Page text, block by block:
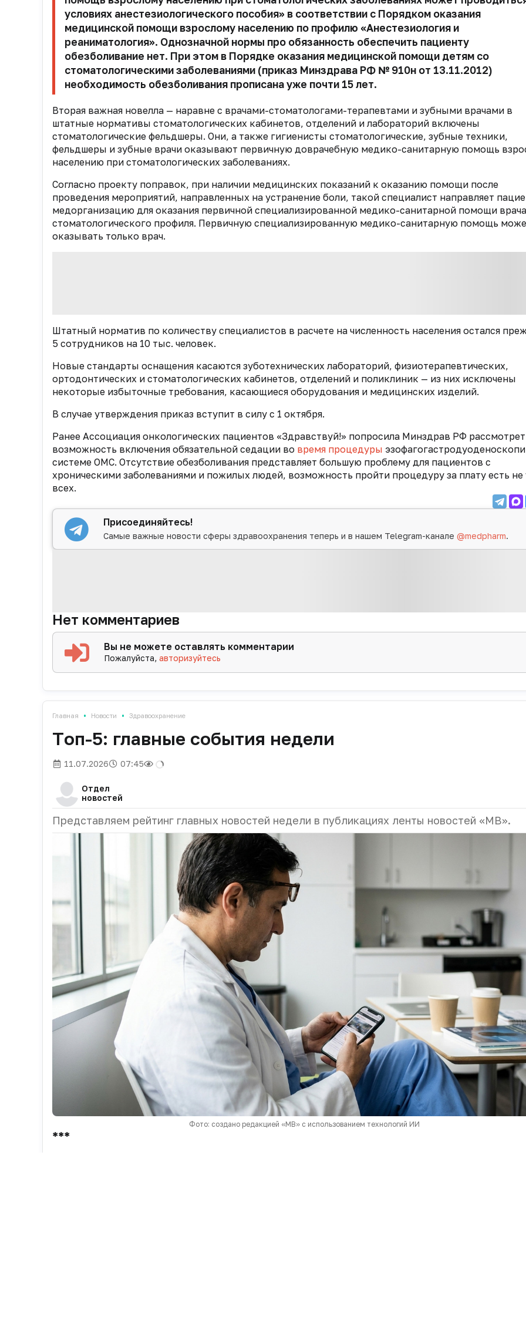
условиях анестезиологического пособия» в соответствии с Порядком оказания
медицинской помощи взрослому населению по профилю «Анестезиология и
реаниматология». Однозначной нормы про обязанность обеспечить пациенту
обезболивание нет. При этом в Порядке оказания медицинской помощи детям со
стоматологическими заболеваниями (приказ Минздрава РФ № 910н от 13.11.2012)
необходимость обезболивания прописана уже почти 15 лет.
Вторая важная новелла — наравне с врачами-стоматологами-терапевтами и зубными врачами в
штатные нормативы стоматологических кабинетов, отделений и лабораторий включены
стоматологические фельдшеры. Они, а также гигиенисты стоматологические, зубные техники,
фельдшеры и зубные врачи оказывают первичную доврачебную медико-санитарную помощь
населению при стоматологических заболеваниях.
Согласно проекту поправок, при наличии медицинских показаний к оказанию помощи после
проведения мероприятий, направленных на устранение боли, такой специалист направляет
медорганизацию для оказания первичной специализированной медико-санитарной помощи
стоматологического профиля. Первичную специализированную медико-санитарную помощь
оказывать только врач.
Штатный норматив по количеству специалистов в расчете на численность населения остался
5 сотрудников на 10 тыс. человек.
Новые стандарты оснащения касаются зуботехнических лабораторий, физиотерапевтических,
ортодонтических и стоматологических кабинетов, отделений и поликлиник — из них исключены
некоторые избыточные требования, касающиеся оборудования и медицинских изделий.
В случае утверждения приказ вступит в силу с 1 октября.
Ранее Ассоциация онкологических пациентов «Здравствуй!» попросила Минздрав РФ
возможность включения обязательной седации во время процедуры
системе ОМС. Отсутствие обезболивания представляет большую проблему для пациентов с
хроническими заболеваниями и пожилых людей, возможность пройти процедуру за плату есть не
всех.
Присоединяйтесь!
Самые важные новости сферы здравоохранения теперь и в нашем Telegram-канале@medpharm.
Нет комментариев
Вы не можете оставлять комментарии
Пожалуйста,авторизуйтесь
Главная • Новости • Здравоохранение
Tоп-5: главные события недели
11.07.2026 07:45
Отдел
новостей
Представляем рейтинг главных новостей недели в публикациях ленты новостей «МВ».
Фото: создано редакцией «МВ» с использованием технологий ИИ
***